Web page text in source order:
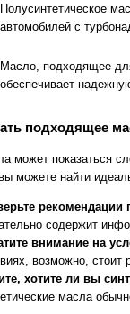
Полусинтетическое
автомобилей с
Масло, подходящее
обеспечивает
подходящее
может показаться
можете найти
рекомендации
содержит
внимание на
возможно, стоит
хотите ли вы
масла